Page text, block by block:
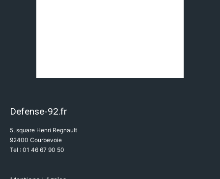
Defense-92.fr
5, square Henri Regnault
92400 Courbevoie
Tel : 01 46 67 90 50